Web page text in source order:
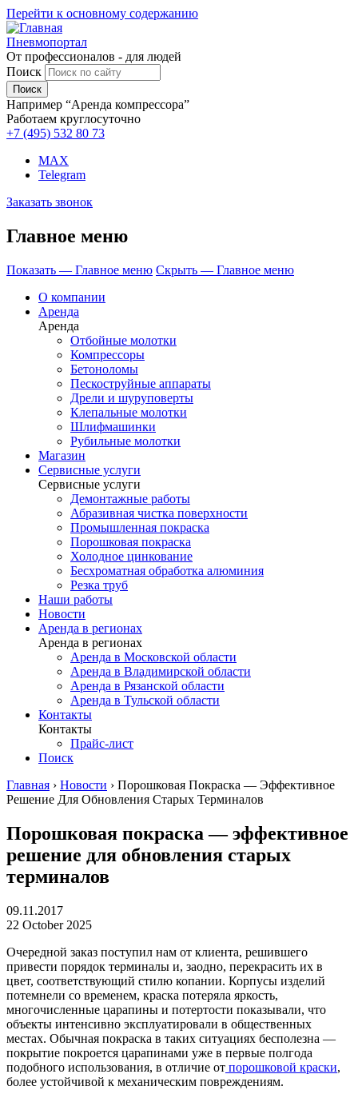
Перейти к основному содержанию
Пневмопортал
От профессионалов - для людей
Поиск
Например “Аренда компрессора”
Работаем круглосуточно
+7 (495) 532 80 73
MAX
Telegram
Заказать звонок
Главное меню
Показать — Главное меню Скрыть — Главное меню
О компании
Аренда
Аренда
Отбойные молотки
Компрессоры
Бетоноломы
Пескоструйные аппараты
Дрели и шуруповерты
Клепальные молотки
Шлифмашинки
Рубильные молотки
Магазин
Сервисные услуги
Сервисные услуги
Демонтажные работы
Абразивная чистка поверхности
Промышленная покраска
Порошковая покраска
Холодное цинкование
Бесхроматная обработка алюминия
Резка труб
Наши работы
Новости
Аренда в регионах
Аренда в регионах
Аренда в Московской области
Аренда в Владимирской области
Аренда в Рязанской области
Аренда в Тульской области
Контакты
Контакты
Прайс-лист
Поиск
Главная › Новости › Порошковая Покраска — Эффективное
Решение Для Обновления Старых Терминалов
Порошковая покраска — эффективное
решение для обновления старых
терминалов
09.11.2017
22 October 2025
Очередной заказ поступил нам от клиента, решившего
привести порядок терминалы и, заодно, перекрасить их в
цвет, соответствующий стилю копании. Корпусы изделий
потемнели со временем, краска потеряла яркость,
многочисленные царапины и потертости показывали, что
объекты интенсивно эксплуатировали в общественных
местах. Обычная покраска в таких ситуациях бесполезна —
покрытие покроется царапинами уже в первые полгода
подобного использования, в отличие от порошковой краски,
более устойчивой к механическим повреждениям.